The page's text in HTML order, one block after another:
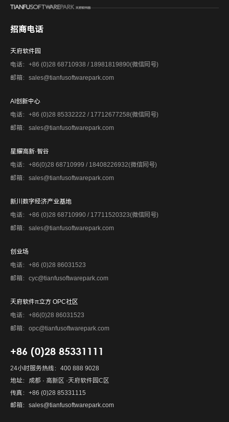
招商电话
天府软件园
电话：+86 (0)28 68710938 / 18981819890(微信同号)
邮箱：sales@tianfusoftwarepark.com
AI创新中心
电话：+86 (0)28 85332222 / 17712677258(微信同号)
邮箱：sales@tianfusoftwarepark.com
星耀高新·智谷
电话：+86(0)28 68710999 / 18408226932(微信同号)
邮箱：sales@tianfusoftwarepark.com
新川数字经济产业基地
电话：+86 (0)28 68710990 / 17711520323(微信同号)
邮箱：sales@tianfusoftwarepark.com
创业场
电话：+86 (0)28 86031523
邮箱：cyc@tianfusoftwarepark.com
天府软件π立方 OPC社区
电话：+86(0)28 86031523
邮箱：opc@tianfusoftwarepark.com
+86 (0)28 85331111
24小时服务热线：400 888 9028
地址：成都 · 高新区 ·天府软件园C区
传真：+86 (0)28 85331115
邮箱：sales@tianfusoftwarepark.com